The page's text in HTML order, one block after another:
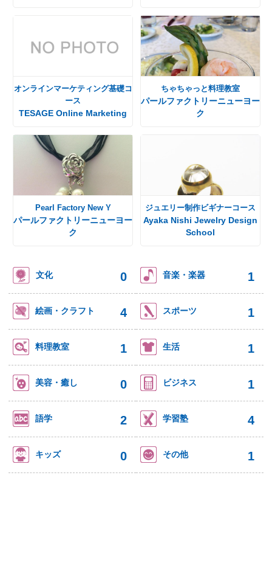
オンラインマーケティング基礎コ
ース
TESAGE Online Marketing
ちゃちゃっと料理教室
パールファクトリーニューヨー
ク
Pearl Factory New Y
パールファクトリーニューヨー
ク
ジュエリー制作ビギナーコース
Ayaka Nishi Jewelry Design
School
文化 0 音楽・楽器 1
絵画・クラフト 4 スポーツ 1
料理教室 1 生活 1
美容・癒し 0 ビジネス 1
語学 2 学習塾 4
キッズ 0 その他 1